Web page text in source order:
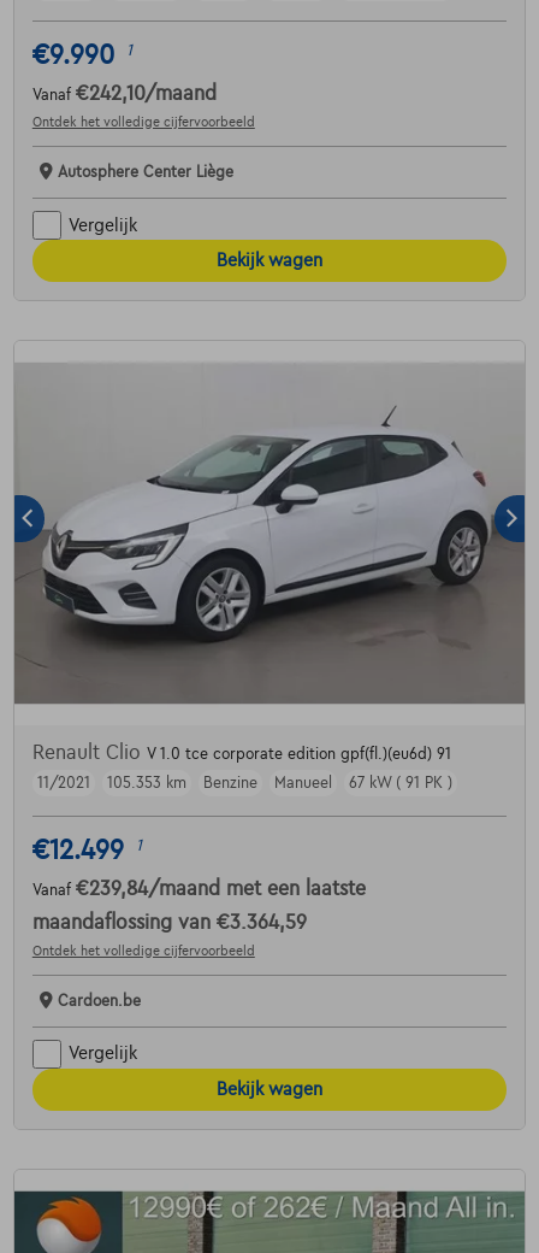
€9.990 1
Vanaf €242,10/maand
Ontdek het volledige cijfervoorbeeld
Autosphere Center Liège
Vergelijk
Bekijk wagen
Renault Clio V 1.0 tce corporate edition gpf(fl.)(eu6d) 91
11/2021
105.353 km Benzine Manueel 67 kW ( 91 PK )
€12.499 1
Vanaf €239,84/maand met een laatste
maandaflossing van €3.364,59
Ontdek het volledige cijfervoorbeeld
Cardoen.be
Vergelijk
Bekijk wagen